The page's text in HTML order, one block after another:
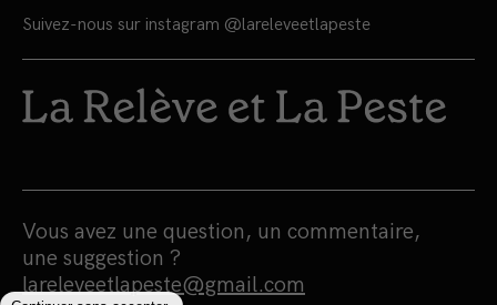
Suivez-nous sur instagram @lareleveetlapeste
Vous avez une question, un commentaire,
une suggestion ?
lareleveetlapeste@gmail.com